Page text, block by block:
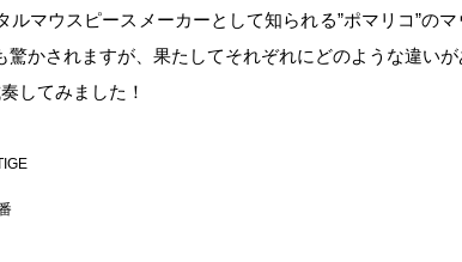
マウスピースメーカーとして知られる”ポマリコ”の
驚かされますが、果たしてそれぞれにどのような違いが
してみました！